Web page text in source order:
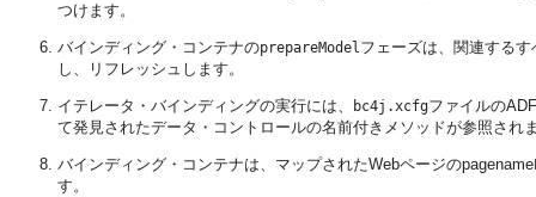
つけます。
バインディング・コンテナのprepareModelフェーズは、関連する
し、リフレッシュします。
イテレータ・バインディングの実行には、 bc4j.xcfgファイルの
て発見されたデータ・コントロールの名前付きメソッドが参照され
バインディング・コンテナは、マップされたWebページのpagename
す。